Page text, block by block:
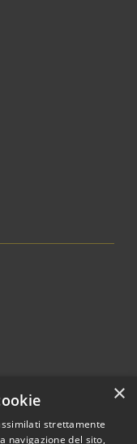
×
strettamente
navigazione del sito,